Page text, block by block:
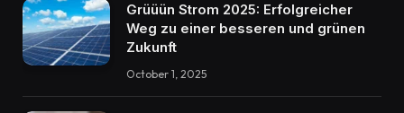
Grüüün Strom 2025: Erfolgreicher
Weg zu einer besseren und grünen
Zukunft
October 1, 2025